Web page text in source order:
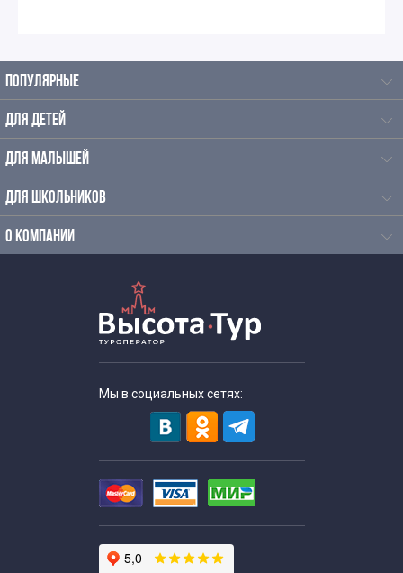
ПОПУЛЯРНЫЕ
ДЛЯ ДЕТЕЙ
ДЛЯ МАЛЫШЕЙ
ДЛЯ ШКОЛЬНИКОВ
О КОМПАНИИ
Мы в социальных сетях: